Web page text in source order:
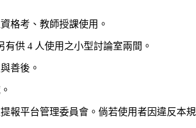
格考、教師授課使用。
供 4 人使用之小型討論室兩間。
善後。
報平台管理委員會。倘若使用者因違反本